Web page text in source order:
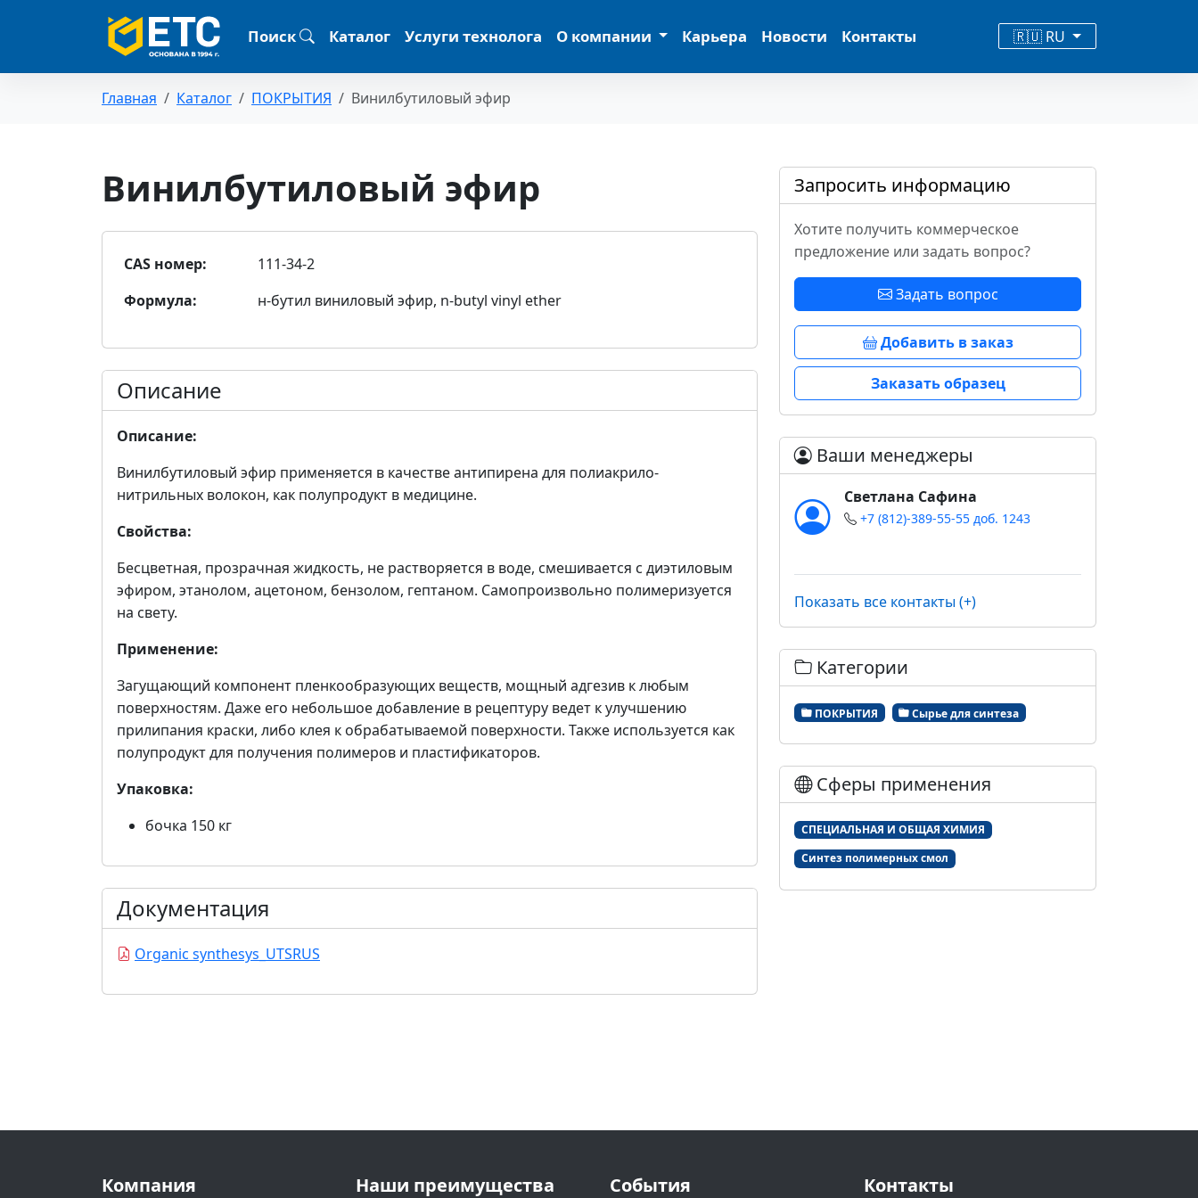
Поиск Каталог Услуги технолога О компании Карьера Новости Контакты 🇷🇺 RU
Главная Каталог ПОКРЫТИЯ Винилбутиловый эфир
Винилбутиловый эфир
CAS номер:
111-34-2
Формула:
н-бутил виниловый эфир, n-butyl vinyl ether
Описание
Описание:
Винилбутиловый эфир применяется в качестве антипирена для полиакрило-
нитрильных волокон, как полупродукт в медицине.
Свойства:
Бесцветная, прозрачная жидкость, не растворяется в воде, смешивается с диэтиловым
эфиром, этанолом, ацетоном, бензолом, гептаном. Самопроизвольно полимеризуется
на свету.
Применение:
Загущающий компонент пленкообразующих веществ, мощный адгезив к любым
поверхностям. Даже его небольшое добавление в рецептуру ведет к улучшению
прилипания краски, либо клея к обрабатываемой поверхности. Также используется как
полупродукт для получения полимеров и пластификаторов.
Упаковка:
бочка 150 кг
Документация
Organic synthesys_UTSRUS
Запросить информацию
Хотите получить коммерческое
предложение или задать вопрос?
Задать вопрос
Добавить в заказ
Заказать образец
Ваши менеджеры
Светлана Сафина
+7 (812)-389-55-55 доб. 1243
Показать все контакты (+)
Категории
ПОКРЫТИЯ Сырье для синтеза
Сферы применения
СПЕЦИАЛЬНАЯ И ОБЩАЯ ХИМИЯ
Синтез полимерных смол
Компания Наши преимущества События Контакты